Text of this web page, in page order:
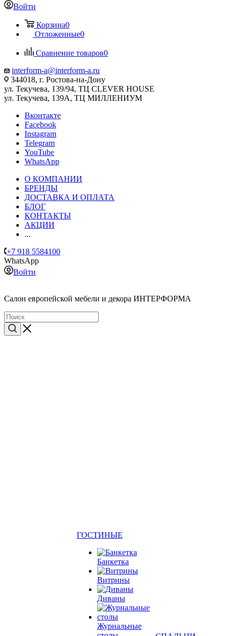
Войти
Корзина0
Отложенные0
Сравнение товаров0
interform-a@interform-a.ru
344018, г. Ростова-на-Дону
ул. Текучева, 139/94, ТЦ CLEVER HOUSE
ул. Текучева, 139А, ТЦ МИЛЛЕНИУМ
Вконтакте
Facebook
Instagram
Telegram
YouTube
WhatsApp
О КОМПАНИИ
БРЕНДЫ
ДОСТАВКА И ОПЛАТА
БЛОГ
КОНТАКТЫ
АКЦИИ
...
+7 918 5584100
WhatsApp
Войти
Cалон европейской мебели и декора ИНТЕРФОРМА
ГОСТИНЫЕ
Банкетка
Витрины
Диваны
Журнальные